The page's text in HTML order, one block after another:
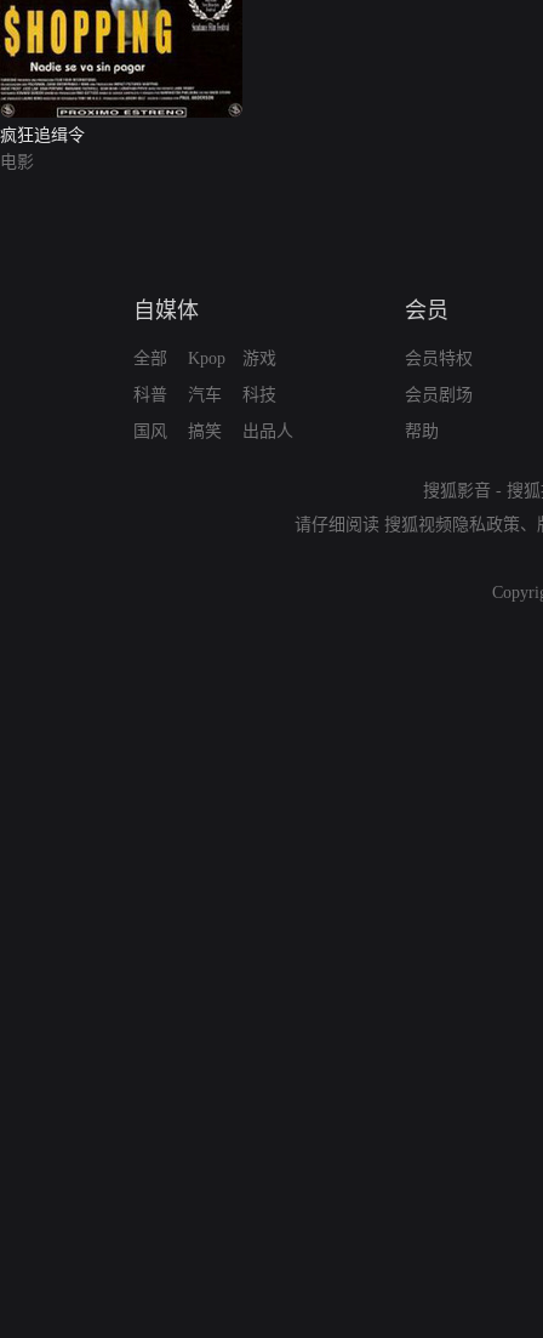
疯狂追缉令
电影
自媒体
全部
科普
国风
Kpop
汽车
搞笑
游戏
科技
出品人
会员
会员特权
会员剧场
帮助
搜狐影音 - 搜
请仔细阅读 搜狐视频隐私政策、